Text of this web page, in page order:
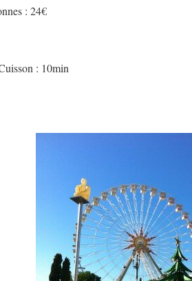
: 24€
: 10min